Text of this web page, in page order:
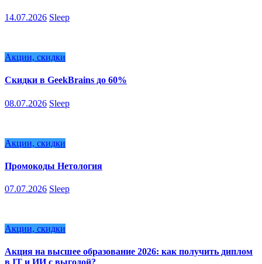
14.07.2026 Sleep
Акции, скидки
Скидки в GeekBrains до 60%
08.07.2026 Sleep
Акции, скидки
Промокоды Нетология
07.07.2026 Sleep
Акции, скидки
Акция на высшее образование 2026: как получить диплом